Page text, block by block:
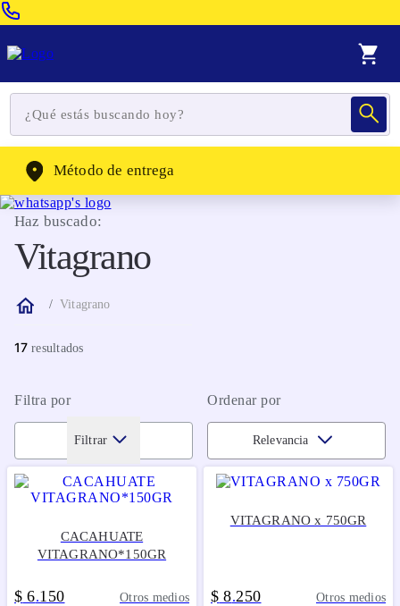
WhatsApp: (302) 262-4104
Método de entrega
Haz buscado:
Vitagrano
Vitagrano
17
Filtra por Ordenar por
Filtrar Relevancia
CACAHUATE
VITAGRANO*150GR
$ 6.150 Otros medios
VITAGRANO x 750GR
$ 8.250 Otros medios